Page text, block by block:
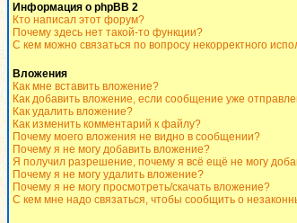
Информация о phpBB 2
Кто написал этот форум?
Почему здесь нет такой-то функции?
С кем можно связаться по вопросу некорректного
Вложения
Как мне вставить вложение?
Как добавить вложение, если сообщение уже
Как удалить вложение?
Как изменить комментарий к файлу?
Почему моего вложения не видно в сообщении?
Почему я не могу добавить вложение?
Я получил разрешение, почему я всё ещё не могу
Почему я не могу удалить вложение?
Почему я не могу просмотреть/скачать вложение?
С кем мне надо связаться, чтобы сообщить о